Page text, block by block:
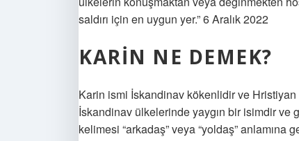
saldırı için en uygun yer.” 6 Aralık 2022
KARIN NE DEMEK?
Karin ismi İskandinav kökenlidir ve Hristiyan
İskandinav ülkelerinde yaygın bir isimdir ve
kelimesi “arkadaş” veya “yoldaş” anlamına